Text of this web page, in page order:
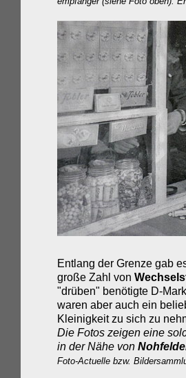
Entlang der Grenze gab
große Zahl von
"drüben" benötigte D-
waren aber auch ein
Kleinigkeit zu sich zu
Die Fotos zeigen eine
in der Nähe von
Foto-Actuelle bzw.